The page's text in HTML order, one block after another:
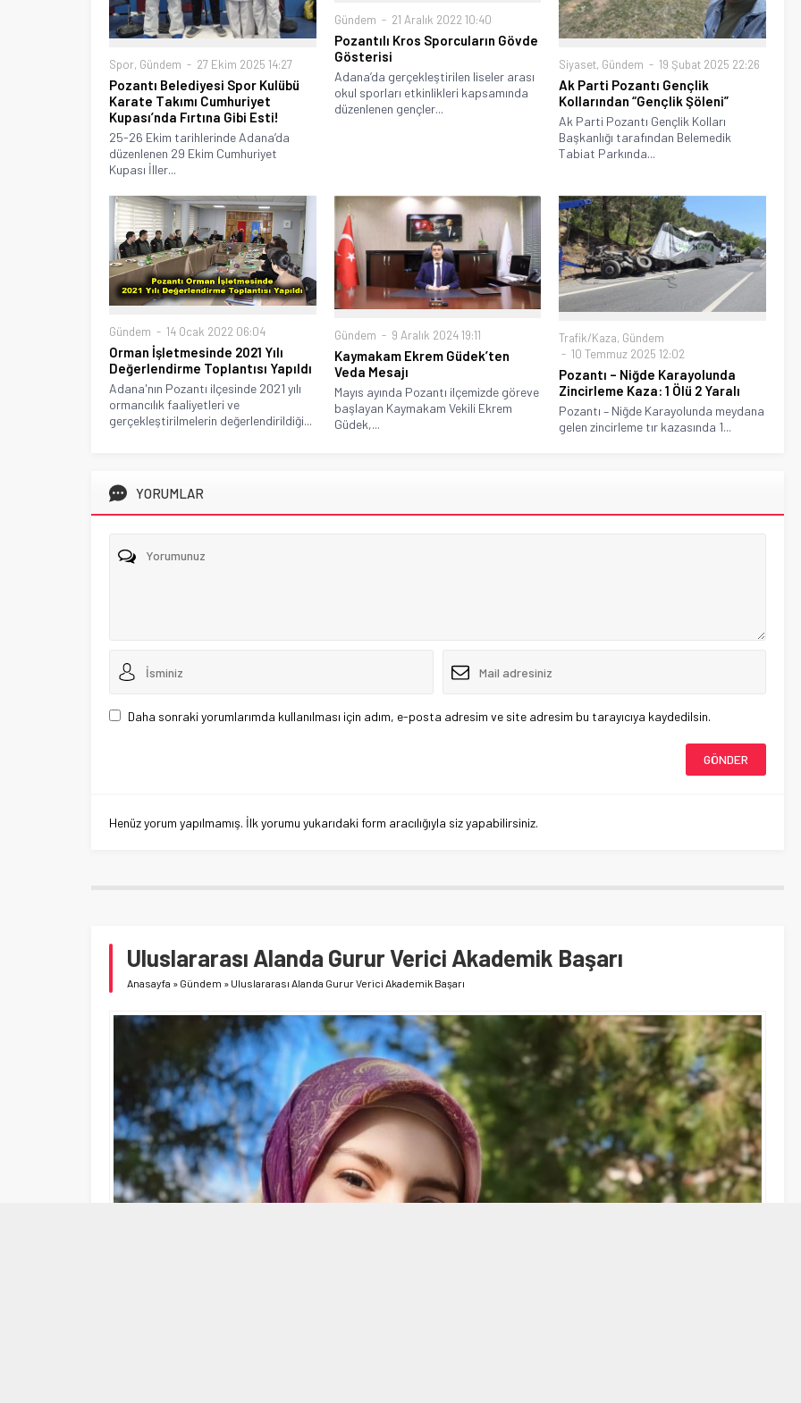
Spor, Gündem 27 Ekim 2025 14:27
Pozantı Belediyesi Spor Kulübü
Karate Takımı Cumhuriyet
Kupası’nda Fırtına Gibi Esti!
25-26 Ekim tarihlerinde Adana’da
düzenlenen 29 Ekim Cumhuriyet
Kupası İller...
Gündem 21 Aralık 2022 10:40
Pozantılı Kros Sporcuların Gövde
Gösterisi
Adana’da gerçekleştirilen liseler arası
okul sporları etkinlikleri kapsamında
düzenlenen gençler...
Siyaset, Gündem 19 Şubat 2025 22:26
Ak Parti Pozantı Gençlik
Kollarından “Gençlik Şöleni”
Ak Parti Pozantı Gençlik Kolları
Başkanlığı tarafından Belemedik
Tabiat Parkında...
Gündem 14 Ocak 2022 06:04
Orman İşletmesinde 2021 Yılı
Değerlendirme Toplantısı Yapıldı
Adana'nın Pozantı ilçesinde 2021 yılı
ormancılık faaliyetleri ve
gerçekleştirilmelerin değerlendirildiği...
Gündem 9 Aralık 2024 19:11
Kaymakam Ekrem Güdek’ten
Veda Mesajı
Mayıs ayında Pozantı ilçemizde göreve
başlayan Kaymakam Vekili Ekrem
Güdek,...
Trafik/Kaza, Gündem
10 Temmuz 2025 12:02
Pozantı – Niğde Karayolunda
Zincirleme Kaza: 1 Ölü 2 Yaralı
Pozantı – Niğde Karayolunda meydana
gelen zincirleme tır kazasında 1...
YORUMLAR
Daha sonraki yorumlarımda kullanılması için adım, e-posta adresim ve site adresim bu tarayıcıya kaydedilsin.
Henüz yorum yapılmamış. İlk yorumu yukarıdaki form aracılığıyla siz yapabilirsiniz.
Uluslararası Alanda Gurur Verici Akademik Başarı
Anasayfa » Gündem » Uluslararası Alanda Gurur Verici Akademik Başarı